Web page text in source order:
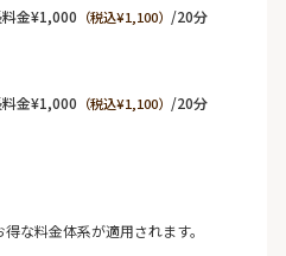
金¥1,000 （税込¥1,100） /20分
金¥1,000 （税込¥1,100） /20分
な料金体系が適用されます。